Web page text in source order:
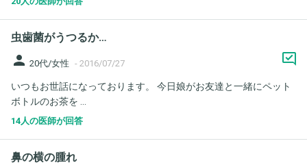
虫歯菌がうつるか…
person 20代/女性 - 2016/07/27
いつもお世話になっております。 今日娘がお友達と一緒にペット
ボトルのお茶を ...
14人の医師が回答
鼻の横の腫れ